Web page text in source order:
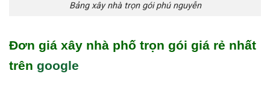
Bảng xây nhà trọn gói phú nguyễn
Đơn giá xây nhà phố trọn gói giá rẻ nhất
trên google